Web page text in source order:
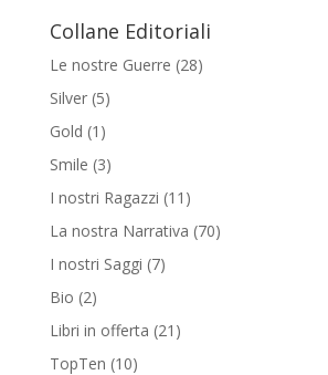
€16,00
Collane Editoriali
Le nostre Guerre (28)
Silver (5)
Gold (1)
Smile (3)
I nostri Ragazzi (11)
La nostra Narrativa (70)
I nostri Saggi (7)
Bio (2)
Libri in offerta (21)
TopTen (10)